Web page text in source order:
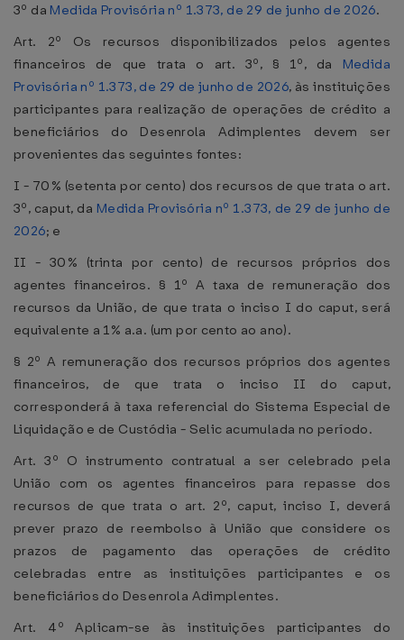
3º da Medida Provisória nº 1.373, de 29 de junho de 2026.
Art. 2º Os recursos disponibilizados pelos agentes
financeiros de que trata o art. 3º, § 1º, da Medida
Provisória nº 1.373, de 29 de junho de 2026, às instituições
participantes para realização de operações de crédito a
beneficiários do Desenrola Adimplentes devem ser
provenientes das seguintes fontes:
I - 70% (setenta por cento) dos recursos de que trata o art.
3º, caput, da Medida Provisória nº 1.373, de 29 de junho de
2026; e
II - 30% (trinta por cento) de recursos próprios dos
agentes financeiros. § 1º A taxa de remuneração dos
recursos da União, de que trata o inciso I do caput, será
equivalente a 1% a.a. (um por cento ao ano).
§ 2º A remuneração dos recursos próprios dos agentes
financeiros, de que trata o inciso II do caput,
corresponderá à taxa referencial do Sistema Especial de
Liquidação e de Custódia - Selic acumulada no período.
Art. 3º O instrumento contratual a ser celebrado pela
União com os agentes financeiros para repasse dos
recursos de que trata o art. 2º, caput, inciso I, deverá
prever prazo de reembolso à União que considere os
prazos de pagamento das operações de crédito
celebradas entre as instituições participantes e os
beneficiários do Desenrola Adimplentes.
Art. 4º Aplicam-se às instituições participantes do